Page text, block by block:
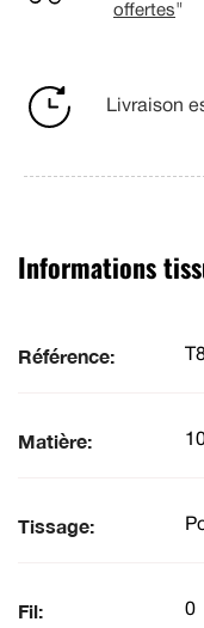
offertes"
Livraison
Informations
Référence:
Matière:
Tissage:
Fil: 0